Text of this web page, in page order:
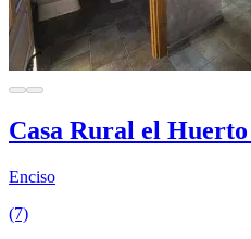
Casa Rural el
Enciso
(7)